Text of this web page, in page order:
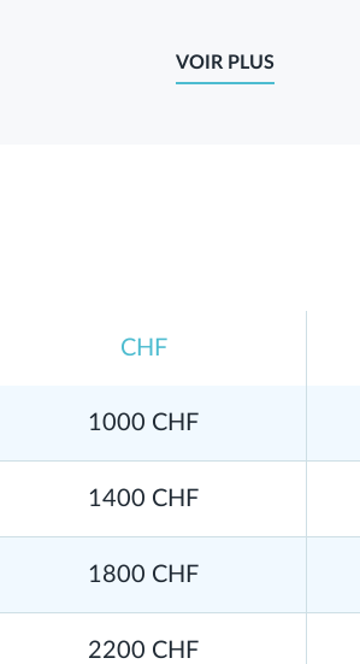
VOIR PLUS
CHF
1000 CHF
1400 CHF
1800 CHF
2200 CHF